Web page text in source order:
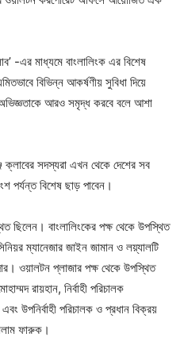
-এর মাধ্যমে বাংলালিংক এর বিশেষ
বিভিন্ন আকর্ষণীয় সুবিধা দিয়ে
আরও সমৃদ্ধ করবে বলে আশা
ক্লাবের সদস্যরা এখন থেকে দেশের সব
পর্যন্ত বিশেষ ছাড় পাবেন।
ছিলেন। বাংলালিংকের পক্ষ থেকে উপস্থিত
ম্যানেজার জাইন জামান ও লয়্যালটি
ওয়ালটন প্লাজার পক্ষ থেকে উপস্থিত
রায়হান, নির্বাহী পরিচালক
উপনির্বাহী পরিচালক ও প্রধান বিক্রয়
ফারুক।